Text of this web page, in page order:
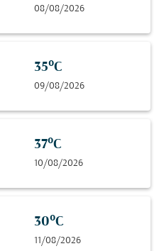
08/08/2026
35°C
09/08/2026
37°C
10/08/2026
30°C
11/08/2026